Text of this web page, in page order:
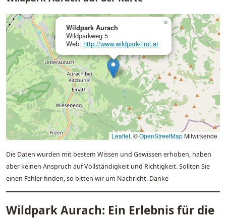
Wildpark Aurach
Wildparkweg 5
Web: http://www.wildpark-tirol.at
×
Leaflet, ©OpenStreetMap Mitwirkende
Die Daten wurden mit bestem Wissen und Gewissen erhoben, haben
aber keinen Anspruch auf Vollständigkeit und Richtigkeit. Sollten Sie
einen Fehler finden, so bitten wir um Nachricht. Danke
Wildpark Aurach: Ein Erlebnis für die